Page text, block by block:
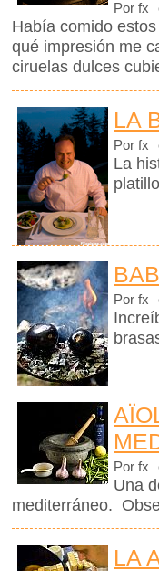
Por fx
Había comido
qué impresión me
ciruelas dulces
LA
Por fx
La
Por fx
Por fx
Una
mediterráneo.
LA